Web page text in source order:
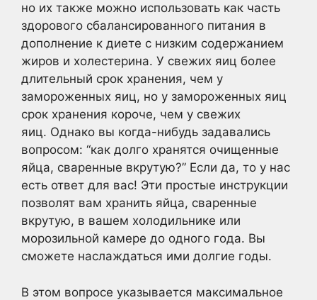
но их также можно использовать как часть
здорового сбалансированного питания в
дополнение к диете с низким содержанием
жиров и холестерина. У свежих яиц более
длительный срок хранения, чем у
замороженных яиц, но у замороженных яиц
срок хранения короче, чем у свежих
яиц. Однако вы когда-нибудь задавались
вопросом: “как долго хранятся очищенные
яйца, сваренные вкрутую?” Если да, то у нас
есть ответ для вас! Эти простые инструкции
позволят вам хранить яйца, сваренные
вкрутую, в вашем холодильнике или
морозильной камере до одного года. Вы
сможете наслаждаться ими долгие годы.
В этом вопросе указывается максимальное